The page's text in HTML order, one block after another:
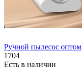
Ручной пылесос оптом
1704
Есть в наличии